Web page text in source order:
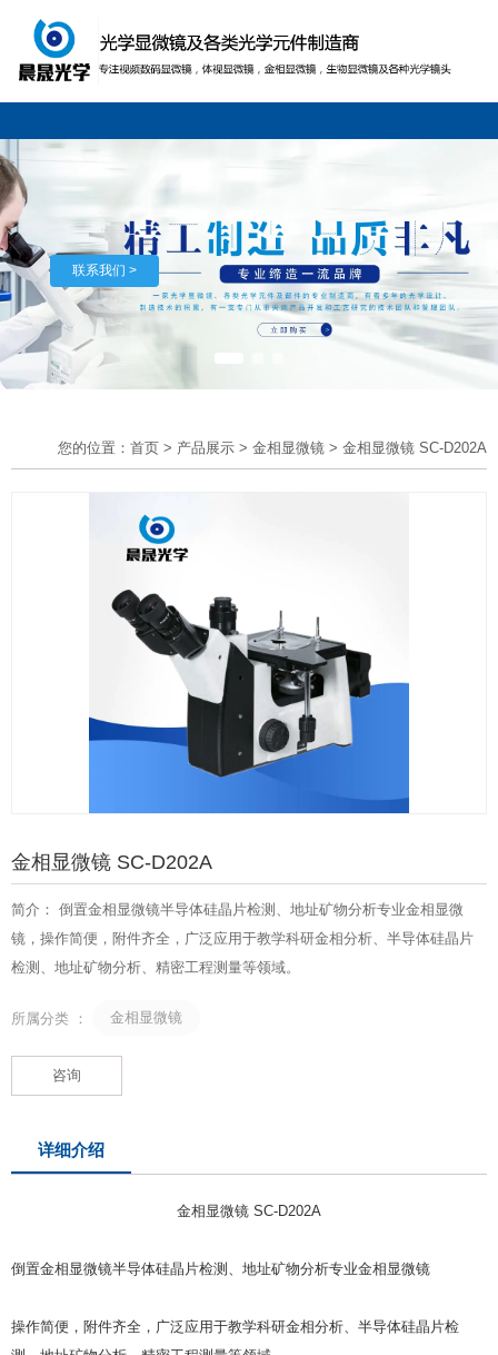
联系我们 >
您的位置：首页 > 产品展示 > 金相显微镜 > 金相显微镜 SC-D202A
金相显微镜 SC-D202A
简介： 倒置金相显微镜半导体硅晶片检测、地址矿物分析专业金相显微
镜，操作简便，附件齐全，广泛应用于教学科研金相分析、半导体硅晶片
检测、地址矿物分析、精密工程测量等领域。
所属分类 ： 金相显微镜
咨询
详细介绍
金相显微镜 SC-D202A
倒置金相显微镜半导体硅晶片检测、地址矿物分析专业金相显微镜
操作简便，附件齐全，广泛应用于教学科研金相分析、半导体硅晶片检